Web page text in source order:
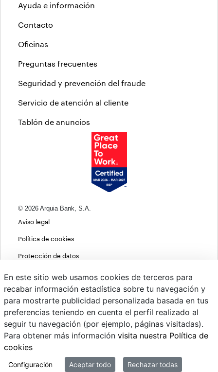
Ayuda e información
Contacto
Oficinas
Preguntas frecuentes
Seguridad y prevención del fraude
Servicio de atención al cliente
Tablón de anuncios
© 2026 Arquia Bank, S.A.
Aviso legal
Política de cookies
Protección de datos
Política de privacidad web
MIFID
PSD2
Cambio de divisas
Sistema interno de información
En este sitio web usamos cookies de terceros para
recabar información estadística sobre tu navegación y
para mostrarte publicidad personalizada basada en tus
preferencias teniendo en cuenta el perfil realizado al
seguir tu navegación (por ejemplo, páginas visitadas).
Para obtener más información visita nuestra Política de
cookies
Configuración Aceptar todo Rechazar todas